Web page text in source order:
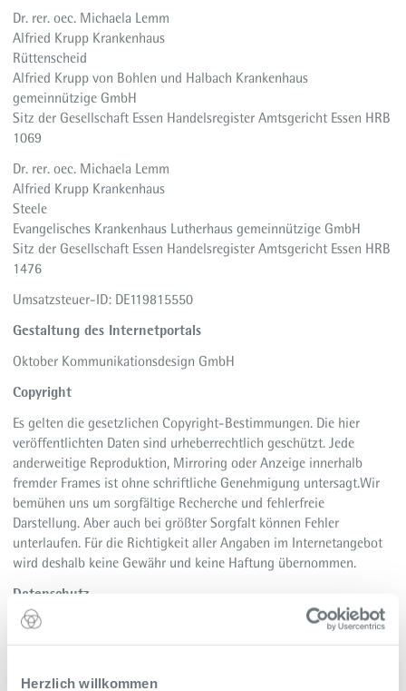
Herzlich willkommen
Dr. rer. oec. Michaela Lemm
Alfried Krupp Krankenhaus
Rüttenscheid
Alfried Krupp von Bohlen und Halbach Krankenhaus
gemeinnützige GmbH
Sitz der Gesellschaft Essen Handelsregister Amtsgericht Essen HRB
1069
Dr. rer. oec. Michaela Lemm
Alfried Krupp Krankenhaus
Steele
Evangelisches Krankenhaus Lutherhaus gemeinnützige GmbH
Sitz der Gesellschaft Essen Handelsregister Amtsgericht Essen HRB
1476
Umsatzsteuer-ID: DE119815550
Gestaltung des Internetportals
Oktober Kommunikationsdesign GmbH
Copyright
Es gelten die gesetzlichen Copyright-Bestimmungen. Die hier
veröffentlichten Daten sind urheberrechtlich geschützt. Jede
anderweitige Reproduktion, Mirroring oder Anzeige innerhalb
fremder Frames ist ohne schriftliche Genehmigung untersagt.Wir
bemühen uns um sorgfältige Recherche und fehlerfreie
Darstellung. Aber auch bei größter Sorgfalt können Fehler
unterlaufen. Für die Richtigkeit aller Angaben im Internetangebot
wird deshalb keine Gewähr und keine Haftung übernommen.
Datenschutz
Unsere Datenschutzerklärung sowie Kontakt zum
Datenschutzverantwortlichen finden Sie auf der Seite Datenschutz.
Links